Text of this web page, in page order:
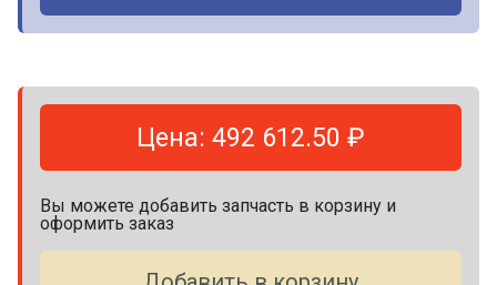
Цена: 492 612.50 ₽
Вы можете добавить запчасть в корзину и
оформить заказ